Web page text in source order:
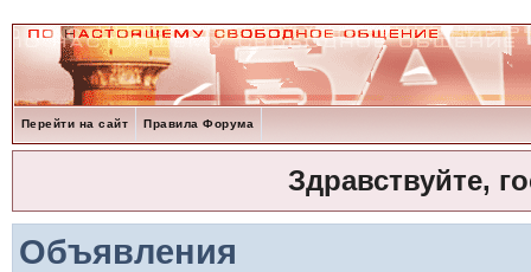
Перейти на сайт Правила Форума
Здравствуйте,
Объявления